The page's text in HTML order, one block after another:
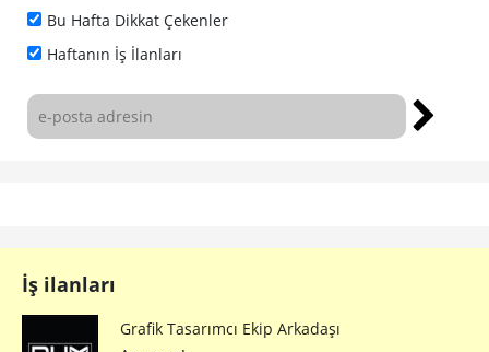
Bu Hafta Dikkat Çekenler
Haftanın İş İlanları
İş ilanları
Grafik Tasarımcı Ekip Arkadaşı